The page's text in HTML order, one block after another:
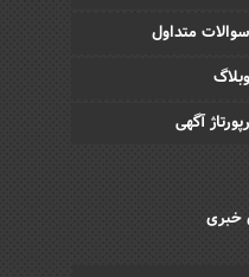
سوالات متداول
وبلاگ
رپورتاژ آگهی
خبری